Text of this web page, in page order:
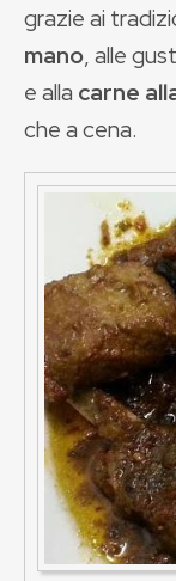
grazie ai
mano, alle
e alla carne
che a cena.